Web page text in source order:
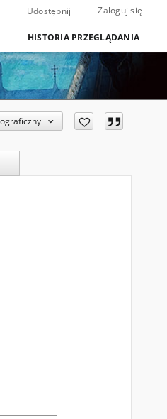
Udostępnij Zaloguj się
HISTORIA PRZEGLĄDANIA